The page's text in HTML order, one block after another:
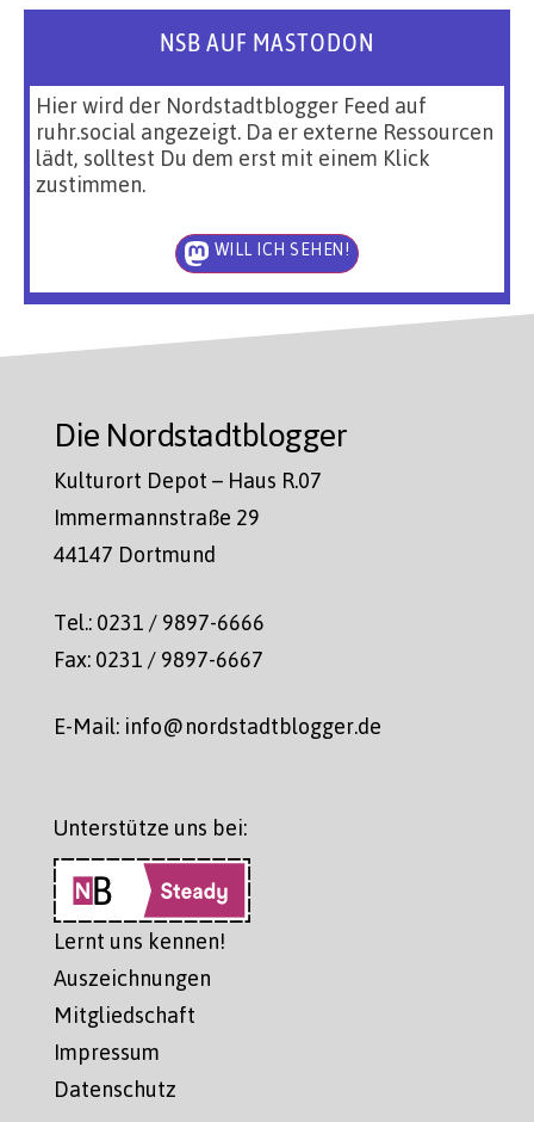
NSB AUF MASTODON
Hier wird der Nordstadtblogger Feed auf
ruhr.social angezeigt. Da er externe Ressourcen
lädt, solltest Du dem erst mit einem Klick
zustimmen.
WILL ICH SEHEN!
Die Nordstadtblogger
Kulturort Depot – Haus R.07
Immermannstraße 29
44147 Dortmund
Tel.: 0231 / 9897-6666
Fax: 0231 / 9897-6667
E-Mail: info@nordstadtblogger.de
Unterstütze uns bei:
Lernt uns kennen!
Auszeichnungen
Mitgliedschaft
Impressum
Datenschutz